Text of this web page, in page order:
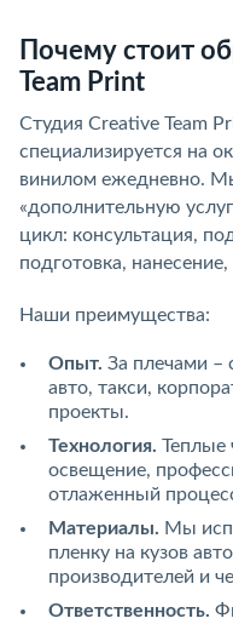
Почему стоит
Team Print
Студия Creative Team
специализируется на
винилом ежедневно.
«дополнительную
цикл: консультация,
подготовка,
Наши преимущества:
Опыт. За плечами –
авто, такси,
проекты.
Технология. Теплые
освещение,
отлаженный
Материалы. Мы
пленку на кузов
производителей и
Ответственность.